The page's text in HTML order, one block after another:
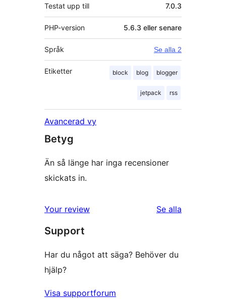
Testat upp till 7.0.3
PHP-version 5.6.3 eller senare
Språk Se alla 2
Etiketter block blog blogger
jetpack rss
Avancerad vy
Betyg
Än så länge har inga recensioner
skickats in.
Your review Se alla
Support
Har du något att säga? Behöver du
hjälp?
Visa supportforum